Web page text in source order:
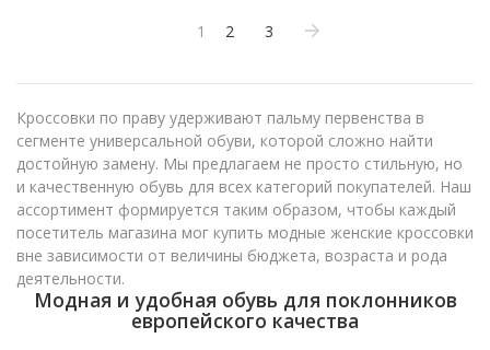
1 2 3
Кроссовки по праву удерживают пальму первенства в
сегменте универсальной обуви, которой сложно найти
достойную замену. Мы предлагаем не просто стильную, но
и качественную обувь для всех категорий покупателей. Наш
ассортимент формируется таким образом, чтобы каждый
посетитель магазина мог купить модные женские кроссовки
вне зависимости от величины бюджета, возраста и рода
деятельности.
Модная и удобная обувь для поклонников
европейского качества